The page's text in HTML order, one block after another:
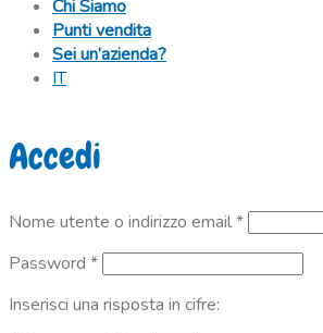
Chi Siamo
Punti vendita
Sei un’azienda?
IT
Accedi
Nome utente o indirizzo email*Richiesto
Password *Richiesto
Inserisci una risposta in cifre: